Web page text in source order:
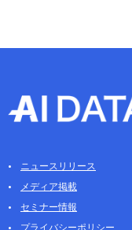
ニュースリリース
メディア掲載
セミナー情報
プライバシーポリシー